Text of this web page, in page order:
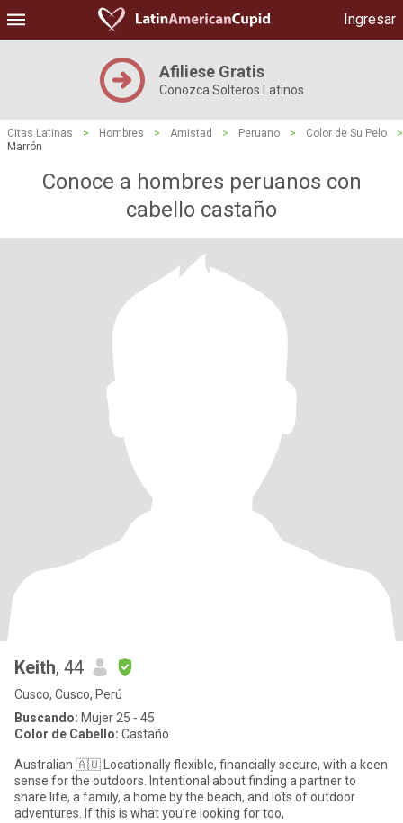
Ingresar
Afiliese Gratis
Conozca Solteros Latinos
Citas Latinas > Hombres > Amistad > Peruano > Color de Su Pelo
>
Marrón
Conoce a hombres peruanos con
cabello castaño
Keith, 44
Cusco, Cusco, Perú
Buscando: Mujer 25 - 45
Color de Cabello: Castaño
Australian 🇦🇺 Locationally flexible, financially secure, with a keen
sense for the outdoors. Intentional about finding a partner to
share life, a family, a home by the beach, and lots of outdoor
adventures. If this is what you’re looking for too,